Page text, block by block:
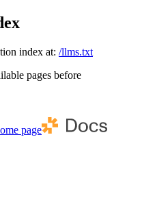
index at: /llms.txt
pages before
page